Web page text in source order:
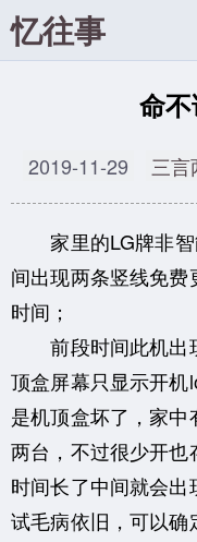
忆往事
命
2019-11-29 三言
家里的LG牌非智
间出现两条竖线免
时间；
前段时间此机出
顶盒屏幕只显示开
是机顶盒坏了，家
两台，不过很少开
时间长了中间就会
试毛病依旧，可以